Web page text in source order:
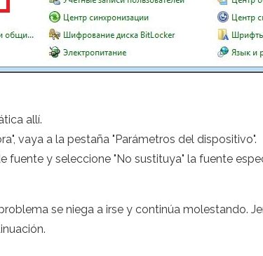
allí.
vaya a la pestaña "Parámetros del dispositivo".
fuente y seleccione "No sustituya" la fuente
se niega a irse y continúa molestando.